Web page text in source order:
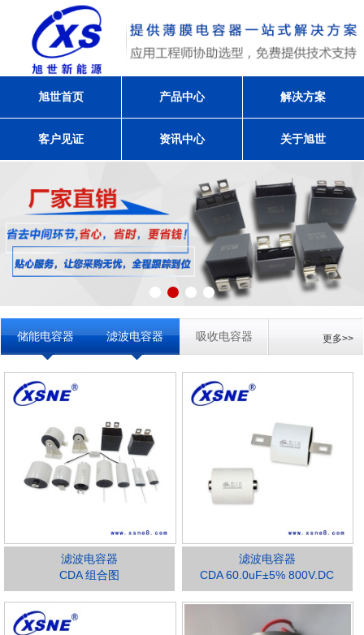
旭世首页 产品中心 解决方案
客户见证 资讯中心 关于旭世
储能电容器 滤波电容器 吸收电容器 更多>>
滤波电容器
CDA 组合图
滤波电容器
CDA 60.0uF±5% 800V.DC